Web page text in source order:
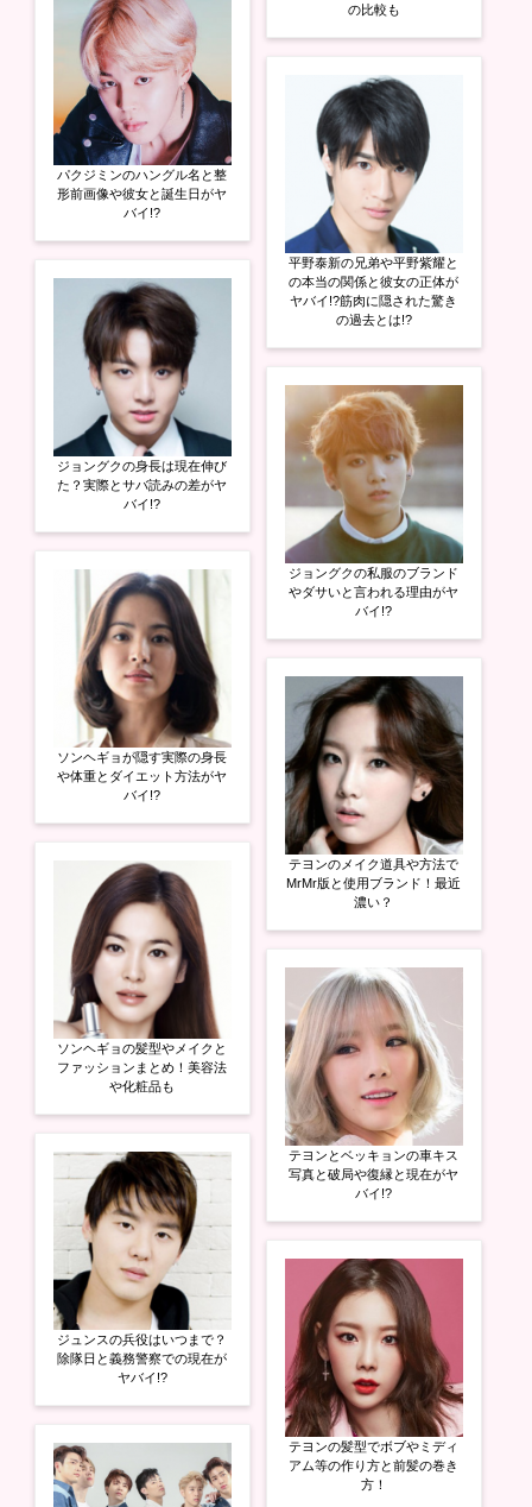
パクジミンのハングル名と整
形前画像や彼女と誕生日がヤ
バイ!?
ジョングクの身長は現在伸び
た？実際とサバ読みの差がヤ
バイ!?
ソンヘギョが隠す実際の身長
や体重とダイエット方法がヤ
バイ!?
ソンヘギョの髪型やメイクと
ファッションまとめ！美容法
や化粧品も
ジュンスの兵役はいつまで？
除隊日と義務警察での現在が
ヤバイ!?
の比較も
平野泰新の兄弟や平野紫耀と
の本当の関係と彼女の正体が
ヤバイ!?筋肉に隠された驚き
の過去とは!?
ジョングクの私服のブランド
やダサいと言われる理由がヤ
バイ!?
テヨンのメイク道具や方法で
MrMr版と使用ブランド！最近
濃い？
テヨンとベッキョンの車キス
写真と破局や復縁と現在がヤ
バイ!?
テヨンの髪型でボブやミディ
アム等の作り方と前髪の巻き
方！